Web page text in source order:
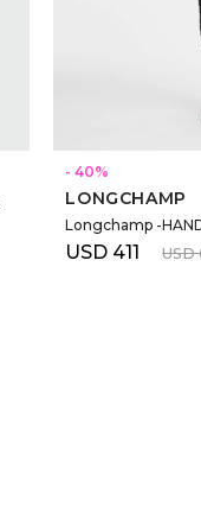
40
LONGCHAMP
Longchamp -
USD 411 USD